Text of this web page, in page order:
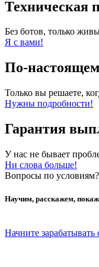
Техническая
Без ботов, только
Я с вами!
По-
Только вы решаете,
Нужны подробности!
Гарантия
У нас не бывает
Ни слова больше!
Вопросы по условиям?
Научим, расскажем,
Начните зарабатывать